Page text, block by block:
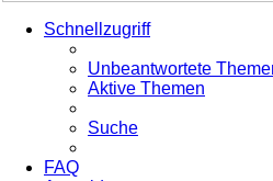
Schnellzugriff
Unbeantwortete
Aktive Themen
Suche
FAQ